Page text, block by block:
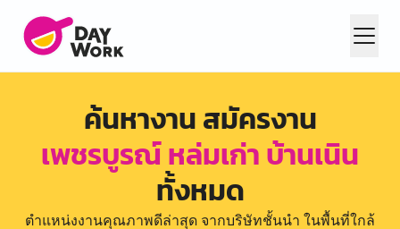
ค้นหางาน สมัครงาน
เพชรบูรณ์ หล่มเก่า บ้านเนิน
ทั้งหมด
ตำแหน่งงานคุณภาพดีล่าสุด จากบริษัทชั้นนำ ในพื้นที่ใกล้